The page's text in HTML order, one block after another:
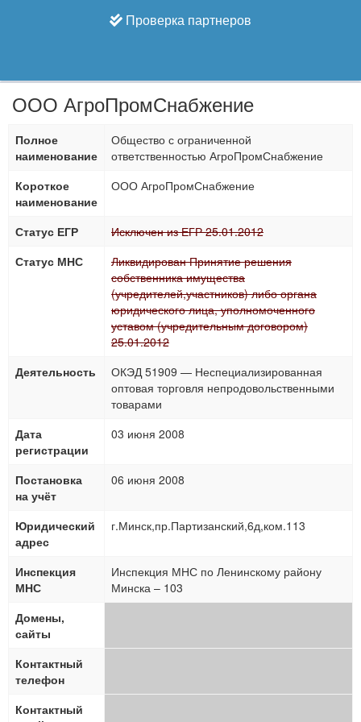
Проверка партнеров
ООО АгроПромСнабжение
Полное
наименование
Общество с ограниченной
ответственностью АгроПромСнабжение
Короткое
наименование
ООО АгроПромСнабжение
Статус ЕГР
Исключен из ЕГР 25.01.2012
Статус МНС
Ликвидирован Принятие решения
собственника имущества
(учредителей,участников) либо органа
юридического лица, уполномоченного
уставом (учредительным договором)
25.01.2012
Деятельность
ОКЭД 51909 — Неспециализированная
оптовая торговля непродовольственными
товарами
Дата
регистрации
03 июня 2008
Постановка
на учёт
06 июня 2008
Юридический
адрес
г.Минск,пр.Партизанский,6д,ком.113
Инспекция
МНС
Инспекция МНС по Ленинскому району
Минска – 103
Домены,
сайты
Контактный
телефон
Контактный